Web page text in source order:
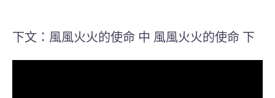
下文：風風火火的使命 中 風風火火的使命 下